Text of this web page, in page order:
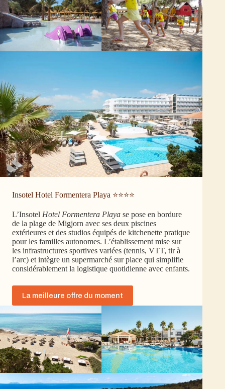
Insotel Hotel Formentera Playa ⭐⭐⭐⭐
L’Insotel Hotel Formentera Playa se pose en bordure
de la plage de Migjorn avec ses deux piscines
extérieures et des studios équipés de kitchenette pratique
pour les familles autonomes. L’établissement mise sur
les infrastructures sportives variées (tennis, VTT, tir à
l’arc) et intègre un supermarché sur place qui simplifie
considérablement la logistique quotidienne avec enfants.
La meilleure offre du moment